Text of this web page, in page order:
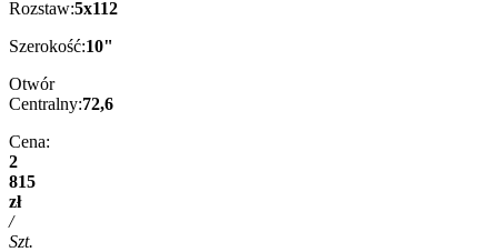
Rozstaw:5x112
Szerokość:10"
Otwór
Centralny:72,6
Cena:
2
815
zł
/
Szt.